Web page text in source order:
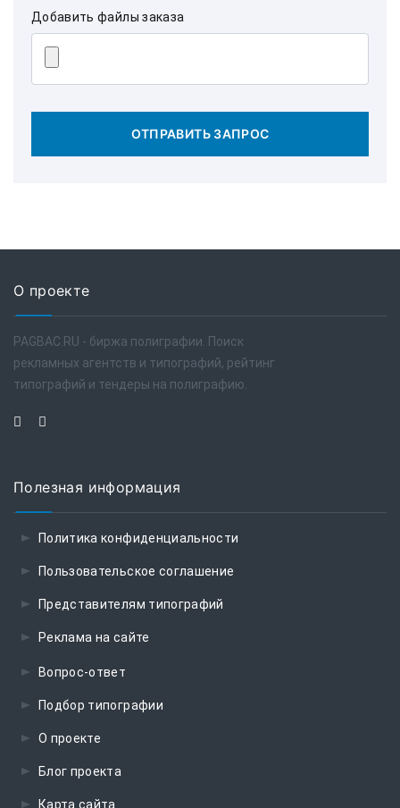
Добавить файлы заказа
ОТПРАВИТЬ ЗАПРОС
О проекте
PAGBAC.RU - биржа полиграфии. Поиск
рекламных агентств и типографий, рейтинг
типографий и тендеры на полиграфию.
Полезная информация
Политика конфиденциальности
Пользовательское соглашение
Представителям типографий
Реклама на сайте
Вопрос-ответ
Подбор типографии
О проекте
Блог проекта
Карта сайта